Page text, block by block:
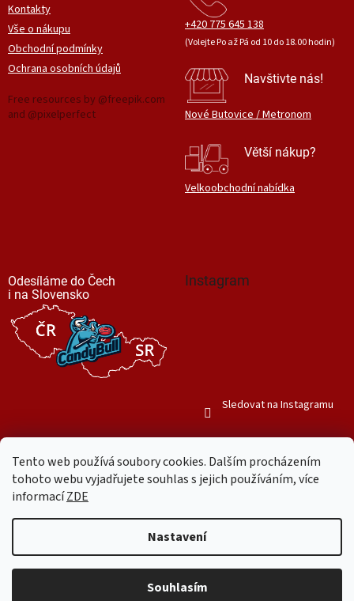
Tento web používá soubory cookies. Dalším procházením
tohoto webu vyjadřujete souhlas s jejich používáním, více
informacíZDE
Nastavení
Souhlasím
Kontakty
Vše o nákupu
Obchodní podmínky
Ochrana osobních údajů
Free resources by @freepik.com
and @pixelperfect
+420 775 645 138
(Volejte Po až Pá od 10 do 18.00 hodin)
Navštivte nás!
Nové Butovice / Metronom
Větší nákup?
Velkoobchodní nabídka
Odesíláme do Čech
i na Slovensko
Instagram
Sledovat na Instagramu
Copyright 2026Mr. Candy Bull. Všechna práva vyhrazena.Upravit
nastavení cookies